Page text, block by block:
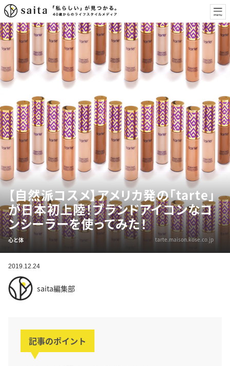
【自然派コスメ】アメリカ発の「tarte」
が日本初上陸！ブランドアイコンなコ
ンシーラーを使ってみた！
心と体 tarte.maison.kose.co.jp
2019.12.24
saita編集部
記事のポイント